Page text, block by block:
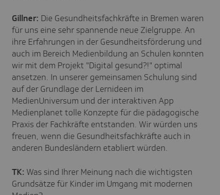
Gillner: Die Gesundheitsfachkräfte in Bremen waren
für uns eine sehr spannende neue Zielgruppe. An
ihre Erfahrungen in der Gesundheitsförderung und
auch im Bereich Medienbildung an Schulen konnten
wir mit dem Projekt "Digital gesund?!" optimal
ansetzen. In unserer gemeinsamen Schulung sind
auf der Grundlage der Lernideen im
MedienUniversum und der interaktiven App
Medienplanet tolle Konzepte für die pädagogische
Praxis der Fachkräfte entstanden. Wir würden uns
freuen, wenn die Gesundheitsfachkräfte auch in
anderen Bundesländern etabliert würden.
TK: Was sind Ihrer Meinung nach die wichtigsten
Grundsätze für Kinder im Umgang mit modernen